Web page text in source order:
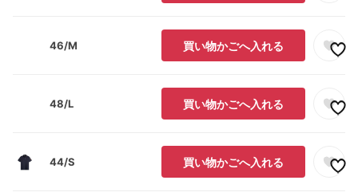
46/M 買い物かごへ入れる
48/L 買い物かごへ入れる
44/S 買い物かごへ入れる